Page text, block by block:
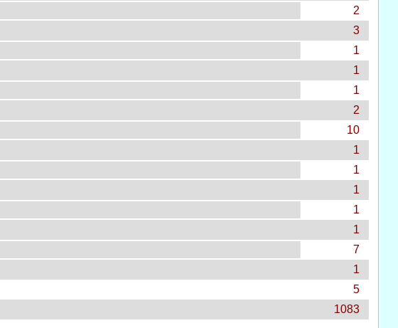
2
3
1
1
1
2
10
1
1
1
1
1
7
1
5
1083